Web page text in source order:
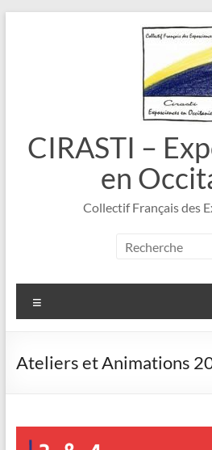
CIRASTI –
en
Collectif Français des
Ateliers et Animations